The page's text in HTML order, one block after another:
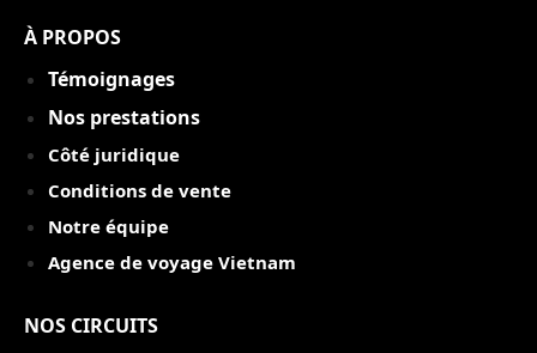
À PROPOS
Témoignages
Nos prestations
Côté juridique
Conditions de vente
Notre équipe
Agence de voyage Vietnam
NOS CIRCUITS